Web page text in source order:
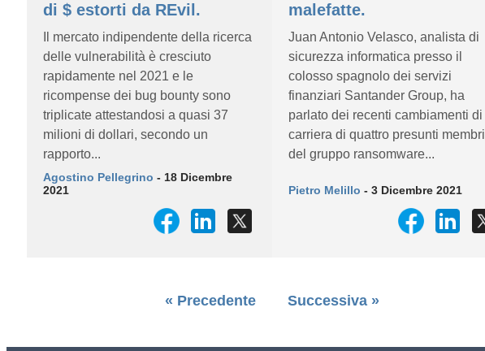
di $ estorti da REvil.
Il mercato indipendente della ricerca
delle vulnerabilità è cresciuto
rapidamente nel 2021 e le
ricompense dei bug bounty sono
triplicate attestandosi a quasi 37
milioni di dollari, secondo un
rapporto...
Agostino Pellegrino - 18 Dicembre
2021
malefatte.
Juan Antonio Velasco, analista di
sicurezza informatica presso il
colosso spagnolo dei servizi
finanziari Santander Group, ha
parlato dei recenti cambiamenti di
carriera di quattro presunti membri
del gruppo ransomware...
Pietro Melillo - 3 Dicembre 2021
« Precedente Successiva »